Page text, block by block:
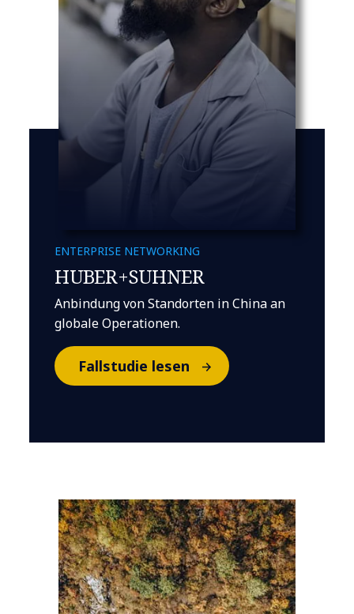
ENTERPRISE NETWORKING
HUBER+SUHNER
Anbindung von Standorten in China an
globale Operationen.
Fallstudie lesen